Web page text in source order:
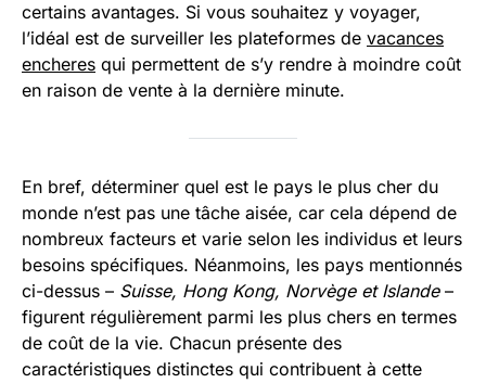
certains avantages. Si vous souhaitez y voyager,
l’idéal est de surveiller les plateformes de vacances
encheres qui permettent de s’y rendre à moindre coût
en raison de vente à la dernière minute.
En bref, déterminer quel est le pays le plus cher du
monde n’est pas une tâche aisée, car cela dépend de
nombreux facteurs et varie selon les individus et leurs
besoins spécifiques. Néanmoins, les pays mentionnés
ci-dessus – Suisse, Hong Kong, Norvège et Islande –
figurent régulièrement parmi les plus chers en termes
de coût de la vie. Chacun présente des
caractéristiques distinctes qui contribuent à cette